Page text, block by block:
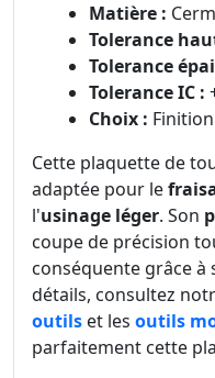
Matière :
Tolerance
Tolerance
Tolerance IC :
Choix :
Cette plaquette de
adaptée pour le
l'usinage léger. Son
coupe de précision
conséquente grâce
détails, consultez
outils et les outils
parfaitement cette